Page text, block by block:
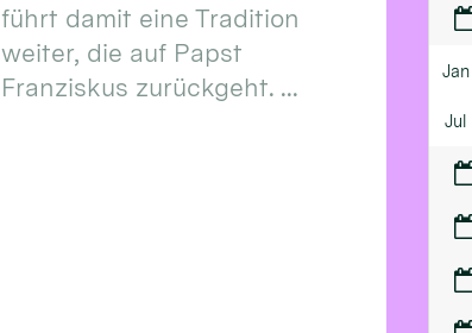
führt damit eine Tradition
weiter, die auf Papst
Franziskus zurückgeht. ...
Jan
Jul